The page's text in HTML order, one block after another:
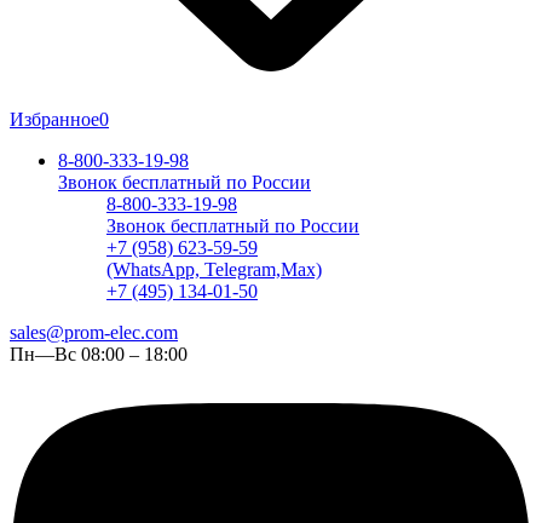
Избранное0
8-800-333-19-98
Звонок бесплатный по России
8-800-333-19-98
Звонок бесплатный по России
+7 (958) 623-59-59
(WhatsApp, Telegram,Max)
+7 (495) 134-01-50
sales@prom-elec.com
Пн—Вс 08:00 – 18:00